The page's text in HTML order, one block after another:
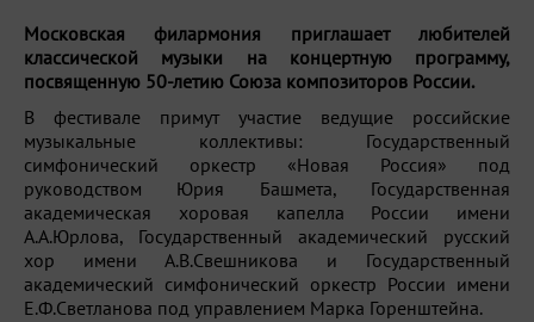
Московская филармония приглашает любителей
классической музыки на концертную программу,
посвященную 50-летию Союза композиторов России.
В фестивале примут участие ведущие российские
музыкальные коллективы: Государственный
симфонический оркестр «Новая Россия» под
руководством Юрия Башмета, Государственная
академическая хоровая капелла России имени
А.А.Юрлова, Государственный академический русский
хор имени А.В.Свешникова и Государственный
академический симфонический оркестр России имени
Е.Ф.Светланова под управлением Марка Горенштейна.